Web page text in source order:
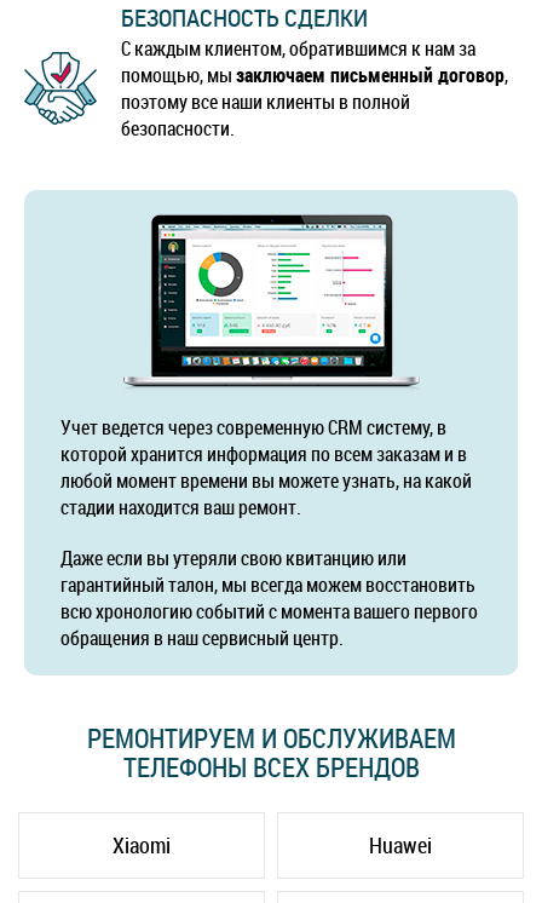
БЕЗОПАСНОСТЬ СДЕЛКИ
С каждым клиентом, обратившимся к нам за
помощью, мызаключаем письменный договор,
поэтому все наши клиенты в полной
безопасности.
Учет ведется через современную CRM систему, в
которой хранится информация по всем заказам и в
любой момент времени вы можете узнать, на какой
стадии находится ваш ремонт.
Даже если вы утеряли свою квитанцию или
гарантийный талон, мы всегда можем восстановить
всю хронологию событий с момента вашего первого
обращения в наш сервисный центр.
РЕМОНТИРУЕМ И ОБСЛУЖИВАЕМ
ТЕЛЕФОНЫ ВСЕХ БРЕНДОВ
Xiaomi Huawei